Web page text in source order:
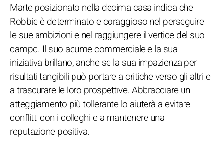
Marte posizionato nella decima casa indica che
Robbie è determinato e coraggioso nel perseguire
le sue ambizioni e nel raggiungere il vertice del suo
campo. Il suo acume commerciale e la sua
iniziativa brillano, anche se la sua impazienza per
risultati tangibili può portare a critiche verso gli altri e
a trascurare le loro prospettive. Abbracciare un
atteggiamento più tollerante lo aiuterà a evitare
conflitti con i colleghi e a mantenere una
reputazione positiva.